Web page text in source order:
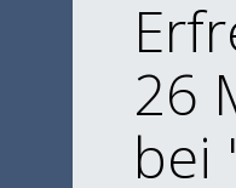
26
bei